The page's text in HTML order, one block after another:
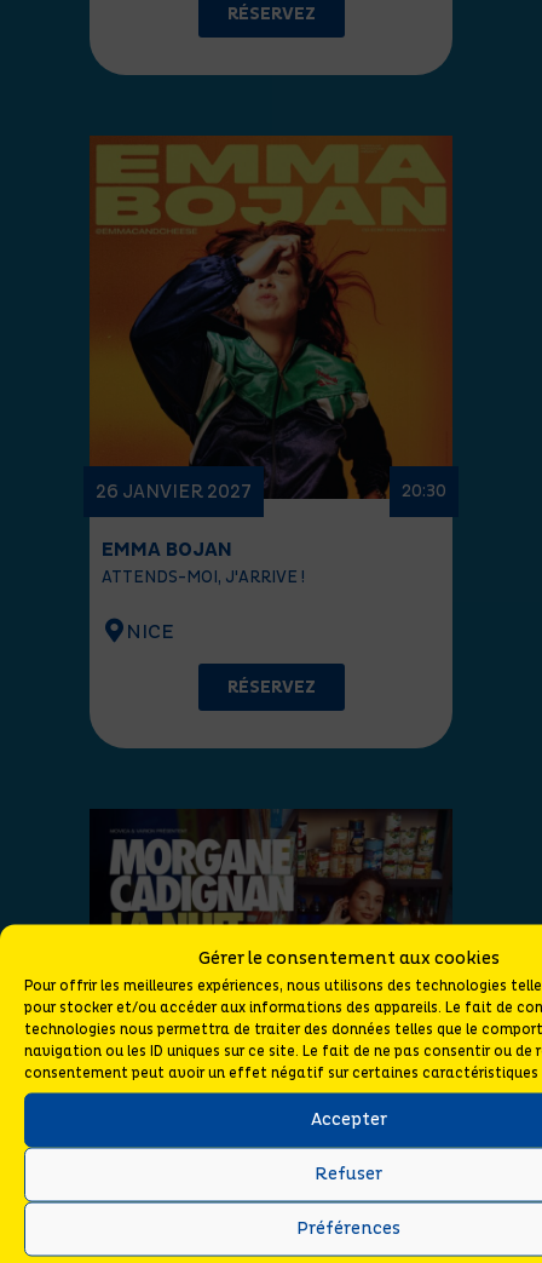
Gérer le consentement aux cookies
Pour offrir les meilleures expériences, nous utilisons des technologies
pour stocker et/ou accéder aux informations des appareils. Le fait de
technologies nous permettra de traiter des données telles que le
navigation ou les ID uniques sur ce site. Le fait de ne pas consentir ou de
consentement peut avoir un effet négatif sur certaines
Accepter
Refuser
Préférences
RÉSERVEZ
26 JANVIER 2027 20:30
EMMA BOJAN
ATTENDS-MOI, J'ARRIVE !
NICE
RÉSERVEZ
MORGANE CADIGNAN
LA NUIT JE MENS